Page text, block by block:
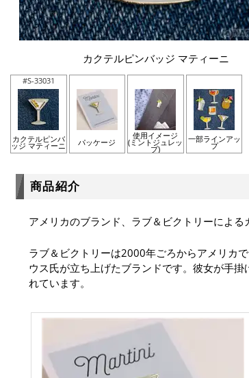
カクテルピンバッジ マティーニ
#S-33031
カクテルピンバ
ッジ マティーニ パッケージ
使用イメージ
(ミントジュレッ
プ)
一部ラインアッ
プ
商品紹介
アメリカのブランド、ラブ＆ビクトリーによる
ラブ＆ビクトリーは2000年ごろからアメリカ
ウス氏が立ち上げたブランドです。彼女が手
れています。